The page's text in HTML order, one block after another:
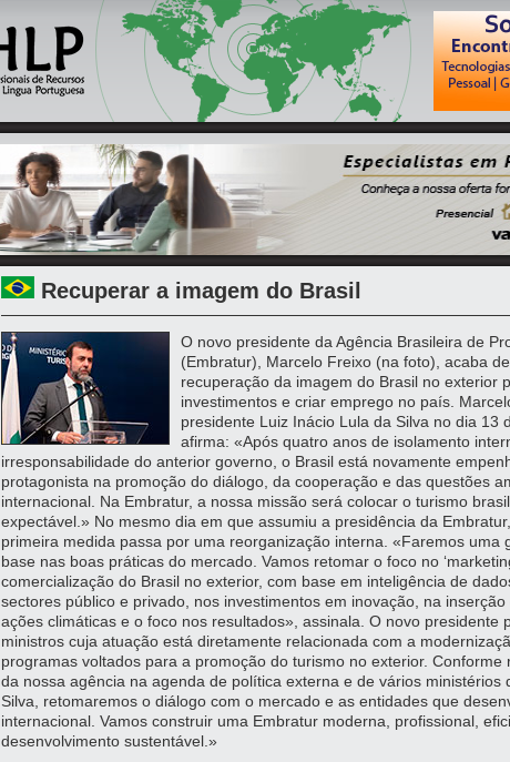
Recuperar a imagem do Brasil
O novo presidente da Agência Brasileira de
(Embratur), Marcelo Freixo (na foto), acaba
recuperação da imagem do Brasil no exterior
investimentos e criar emprego no país.
presidente Luiz Inácio Lula da Silva no dia 13
afirma: «Após quatro anos de isolamento
irresponsabilidade do anterior governo, o Brasil está novamente
protagonista na promoção do diálogo, da cooperação e das questões
internacional. Na Embratur, a nossa missão será colocar o turismo
expectável.» No mesmo dia em que assumiu a presidência da
primeira medida passa por uma reorganização interna. «Faremos uma
base nas boas práticas do mercado. Vamos retomar o foco no
comercialização do Brasil no exterior, com base em inteligência de
sectores público e privado, nos investimentos em inovação, na
ações climáticas e o foco nos resultados», assinala. O novo presidente
ministros cuja atuação está diretamente relacionada com a
programas voltados para a promoção do turismo no exterior.
da nossa agência na agenda de política externa e de vários ministérios
Silva, retomaremos o diálogo com o mercado e as entidades que
internacional. Vamos construir uma Embratur moderna, profissional,
desenvolvimento sustentável.»